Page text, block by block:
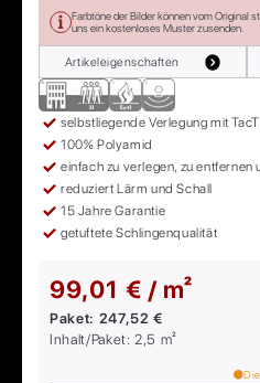
Farbtöne der Bilder können vom Original
uns ein kostenloses Muster zusenden.
Artikeleigenschaften
selbstliegende Verlegung mit
100% Polyamid
einfach zu verlegen, zu entfernen
reduziert Lärm und Schall
15 Jahre Garantie
getuftete Schlingenqualität
99,01 € / m²
Paket: 247,52 €
Inhalt/Paket:2,5 m²